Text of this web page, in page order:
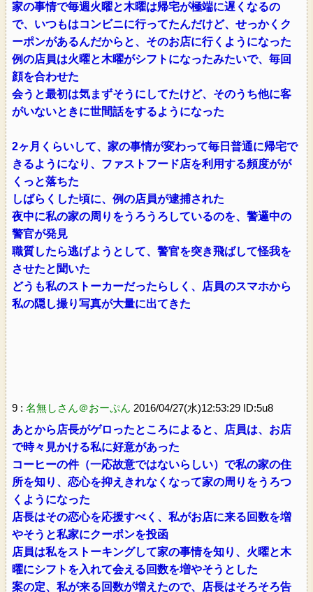
家の事情で毎週火曜と木曜は帰宅が極端に遅くなるの
で、いつもはコンビニに行ってたんだけど、せっかくク
ーポンがあるんだからと、そのお店に行くようになった
例の店員は火曜と木曜がシフトになったみたいで、毎回
顔を合わせた
会うと最初は気まずそうにしてたけど、そのうち他に客
がいないときに世間話をするようになった
2ヶ月くらいして、家の事情が変わって毎日普通に帰宅で
きるようになり、ファストフード店を利用する頻度がが
くっと落ちた
しばらくした頃に、例の店員が逮捕された
夜中に私の家の周りをうろうろしているのを、警邏中の
警官が発見
職質したら逃げようとして、警官を突き飛ばして怪我を
させたと聞いた
どうも私のストーカーだったらしく、店員のスマホから
私の隠し撮り写真が大量に出てきた
9 : 名無しさん＠おーぷん 2016/04/27(水)12:53:29 ID:5u8
あとから店長がゲロったところによると、店員は、お店
で時々見かける私に好意があった
コーヒーの件（一応故意ではないらしい）で私の家の住
所を知り、恋心を抑えきれなくなって家の周りをうろつ
くようになった
店長はその恋心を応援すべく、私がお店に来る回数を増
やそうと私家にクーポンを投函
店員は私をストーキングして家の事情を知り、火曜と木
曜にシフトを入れて会える回数を増やそうとした
案の定、私が来る回数が増えたので、店長はそろそろ告